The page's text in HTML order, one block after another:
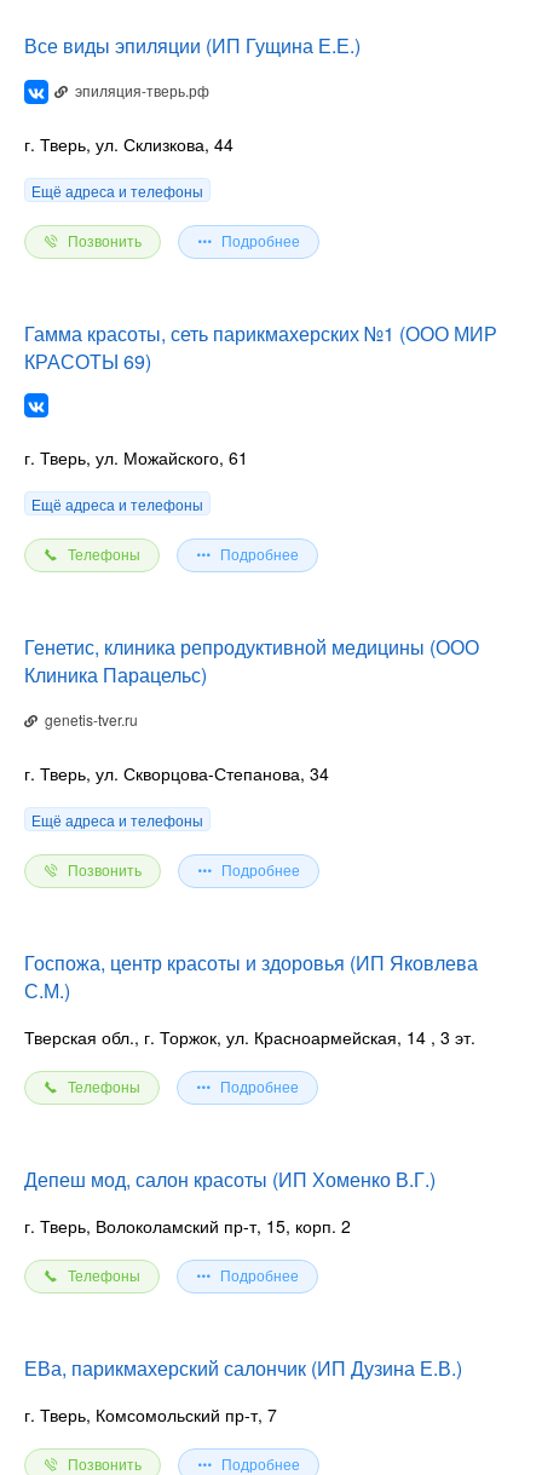
Все виды эпиляции (ИП Гущина Е.Е.)
эпиляция-тверь.рф
г. Тверь, ул. Склизкова, 44
Ещё адреса и телефоны
Позвонить Подробнее
Гамма красоты, сеть парикмахерских №1 (ООО МИР
КРАСОТЫ 69)
г. Тверь, ул. Можайского, 61
Ещё адреса и телефоны
Телефоны Подробнее
Генетис, клиника репродуктивной медицины (ООО
Клиника Парацельс)
genetis-tver.ru
г. Тверь, ул. Скворцова-Степанова, 34
Ещё адреса и телефоны
Позвонить Подробнее
Госпожа, центр красоты и здоровья (ИП Яковлева
С.М.)
Тверская обл., г. Торжок, ул. Красноармейская, 14 , 3 эт.
Телефоны Подробнее
Депеш мод, салон красоты (ИП Хоменко В.Г.)
г. Тверь, Волоколамский пр-т, 15, корп. 2
Телефоны Подробнее
ЕВа, парикмахерский салончик (ИП Дузина Е.В.)
г. Тверь, Комсомольский пр-т, 7
Позвонить Подробнее